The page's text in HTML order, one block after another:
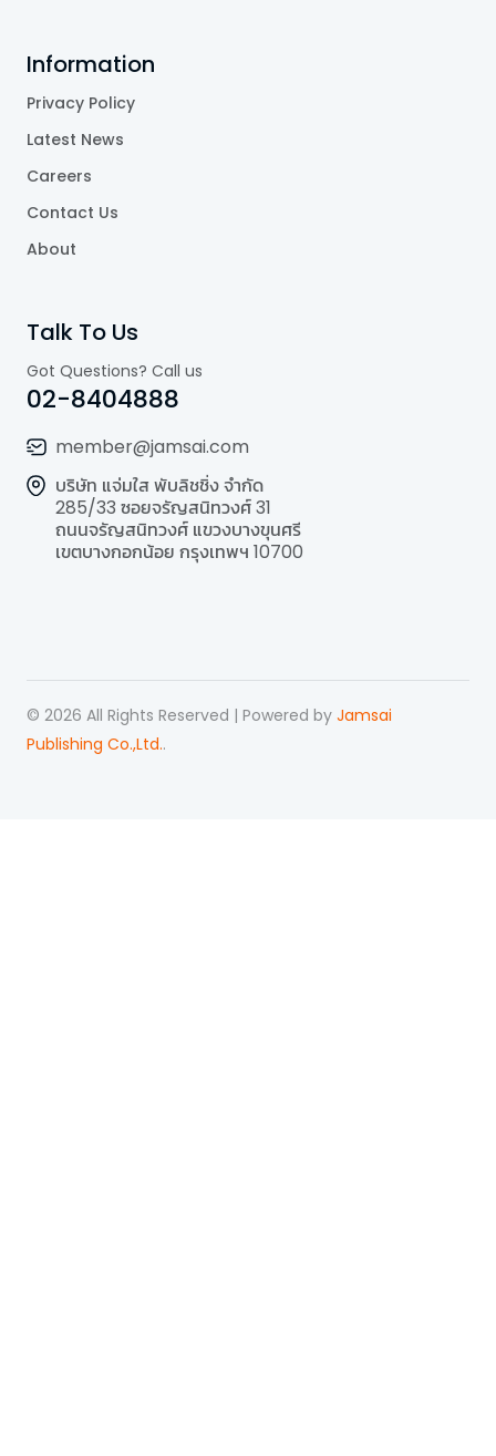
Information
Privacy Policy
Latest News
Careers
Contact Us
About
Talk To Us
Got Questions? Call us
02-8404888
member@jamsai.com
บริษัท แจ่มใส พับลิชชิ่ง จำกัด
285/33 ซอยจรัญสนิทวงศ์ 31
ถนนจรัญสนิทวงศ์ แขวงบางขุนศรี
เขตบางกอกน้อย กรุงเทพฯ 10700
© 2026 All Rights Reserved | Powered by Jamsai
Publishing Co.,Ltd..